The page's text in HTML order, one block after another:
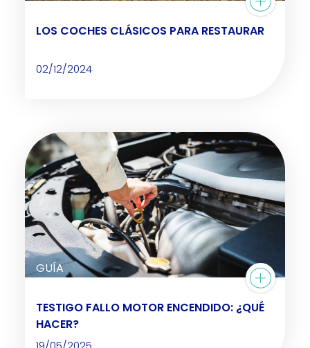
LOS COCHES CLÁSICOS PARA RESTAURAR
02/12/2024
GUÍA
TESTIGO FALLO MOTOR ENCENDIDO: ¿QUÉ
HACER?